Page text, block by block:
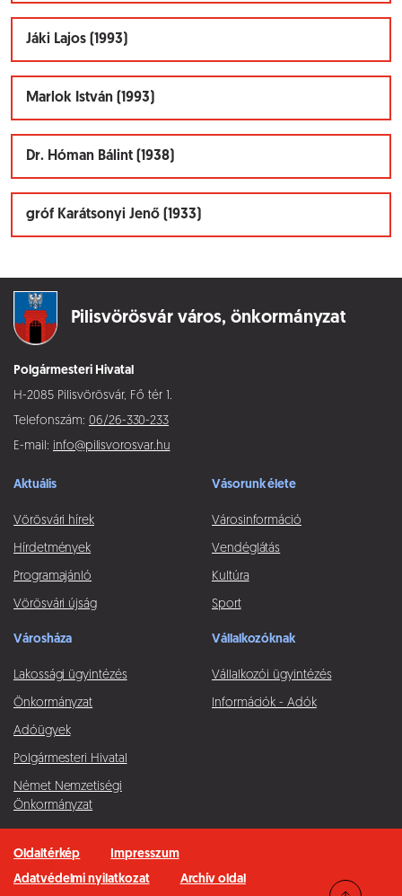
Jáki Lajos (1993)
Marlok István (1993)
Dr. Hóman Bálint (1938)
gróf Karátsonyi Jenő (1933)
Pilisvörösvár város, önkormányzat
Polgármesteri Hivatal
H-2085 Pilisvörösvár, Fő tér 1.
Telefonszám: 06/26-330-233
E-mail: info@pilisvorosvar.hu
Aktuális
Vörösvári hírek
Hírdetmények
Programajánló
Vörösvári újság
Vásorunk élete
Városinformáció
Vendéglátás
Kultúra
Sport
Városháza
Lakossági ügyintézés
Önkormányzat
Adóügyek
Polgármesteri Hivatal
Német Nemzetiségi
Önkormányzat
Vállalkozóknak
Vállalkozói ügyintézés
Információk - Adók
Oldaltérkép
Impresszum
Adatvédelmi nyilatkozat
Archív oldal